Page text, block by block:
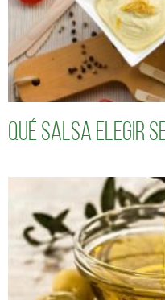
Qué salsa elegir